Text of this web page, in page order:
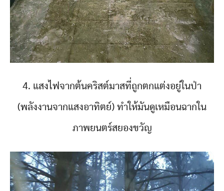
4. แสงไฟจากต้นคริสต์มาสที่ถูกตกแต่งอยู่ในป่า
(พลังงานจากแสงอาทิตย์) ทำให้มันดูเหมือนฉากใน
ภาพยนตร์สยองขวัญ